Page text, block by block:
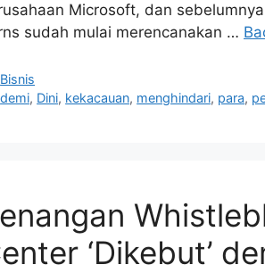
Microsoft, dan
sudah mulai merencanakan …
Kategori
Bisnis
Tag
demi, Dini, kekacauan, menghindari, para,
‘Dikebut’